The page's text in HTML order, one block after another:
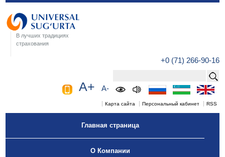
В лучших традициях
страхования
+0 (71) 266-90-16
A+ A-
Карта сайта Персональный кабинет RSS
Главная страница
О Компании